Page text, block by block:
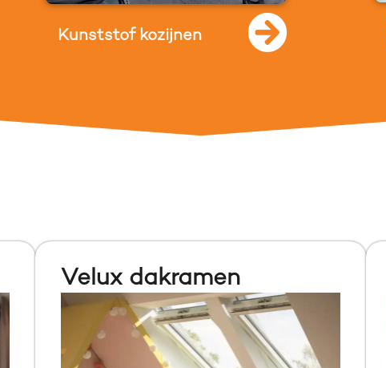
Kunststof kozijnen
Velux dakramen